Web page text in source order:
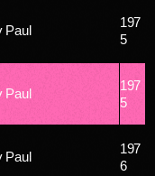
Paul
197
5
Paul
197
5
Paul
197
6